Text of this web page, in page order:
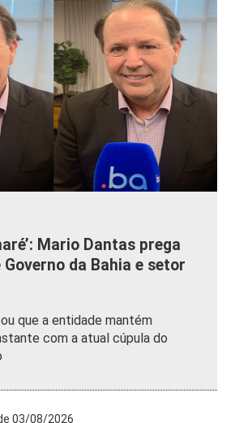
Mario Dantas prega
da Bahia e setor
que a entidade mantém
com a atual cúpula do
03/08/2026